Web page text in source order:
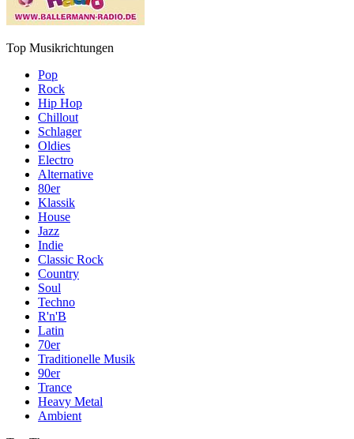
Top Musikrichtungen
Pop
Rock
Hip Hop
Chillout
Schlager
Oldies
Electro
Alternative
80er
Klassik
House
Jazz
Indie
Classic Rock
Country
Soul
Techno
R'n'B
Latin
70er
Traditionelle Musik
90er
Trance
Heavy Metal
Ambient